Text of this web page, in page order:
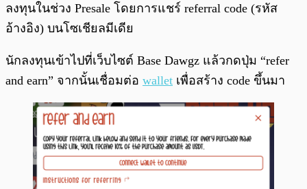
ลงทุนในช่วง Presale โดยการแชร์ referral code (รหัส
อ้างอิง) บนโซเชียลมีเดีย
นักลงทุนเข้าไปที่เว็บไซต์ Base Dawgz แล้วกดปุ่ม “refer
and earn” จากนั้นเชื่อมต่อ wallet เพื่อสร้าง code ขึ้นมา